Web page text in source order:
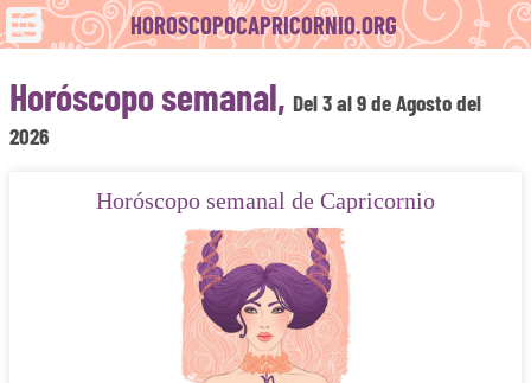
HOROSCOPOCAPRICORNIO.ORG
Horóscopo semanal, Del 3 al 9 de Agosto del
2026
Horóscopo semanal de Capricornio